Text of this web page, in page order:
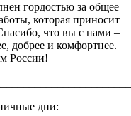
гордостью за общее
которая приносит
что вы с нами –
добрее и комфортнее.
России!
дни: